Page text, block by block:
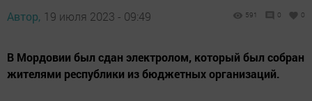
Автор, 19 июля 2023 - 09:49 591 0 0
В Мордовии был сдан электролом, который был собран
жителями республики из бюджетных организаций.